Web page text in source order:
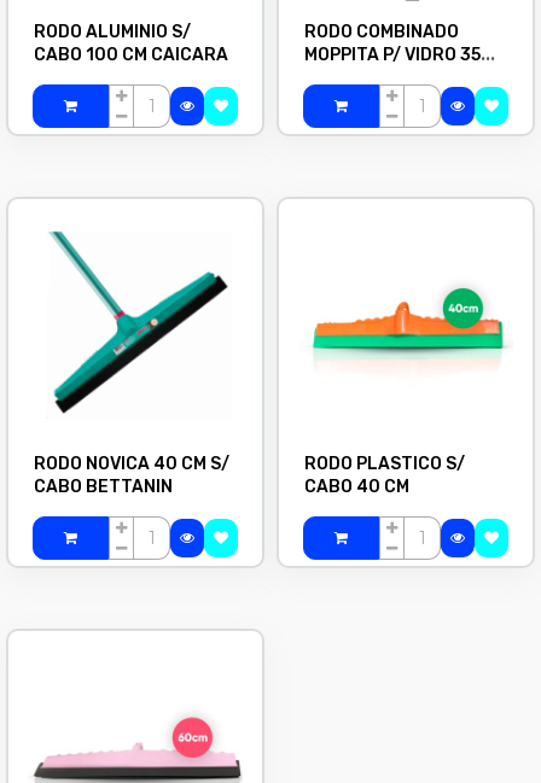
RODO ALUMINIO S/
CABO 100 CM CAICARA
RODO COMBINADO
MOPPITA P/ VIDRO 35
RODO NOVICA 40 CM S/
CABO BETTANIN
RODO PLASTICO S/
CABO 40 CM